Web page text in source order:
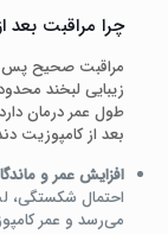
چرا مراقبت بعد
مراقبت صحیح پس
زیبایی لبخند
طول عمر درمان
بعد از کامپوزیت
افزایش عمر و
احتمال شکستگی،
می‌رسد و عمر